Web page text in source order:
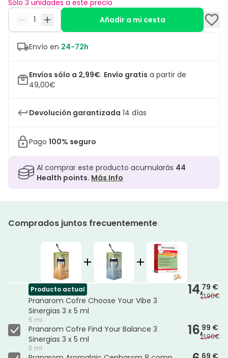
Sólo 3 unidades a este precio
Añadir a mi cesta
Envío en 24-72h
Envíos sólo a 2,99€. Envío gratis a partir de
49,00€
Devolución garantizada 14 días
Pago 100% seguro
Al comprar este producto acumularás 44
Health points. Más Info
Comprados juntos frecuentemente
Producto actual
Pranarom Cofre Choose Your Vibe 3
Sinergias 3 x 5 ml
5 ml
14,79 €
21,90€
Pranarom Cofre Find Your Balance 3
Sinergias 3 x 5 ml
5 ml
16,99 €
21,90€
69 €